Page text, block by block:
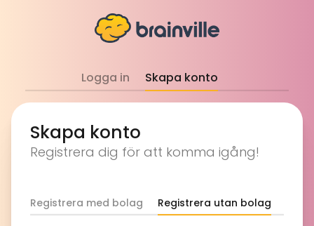
Logga in Skapa konto
Skapa konto
Registrera dig för att komma igång!
Registrera med bolag Registrera utan bolag